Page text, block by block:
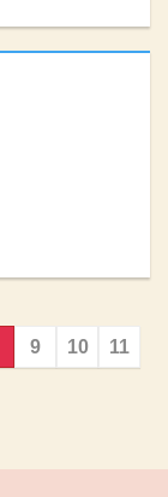
9 10 11